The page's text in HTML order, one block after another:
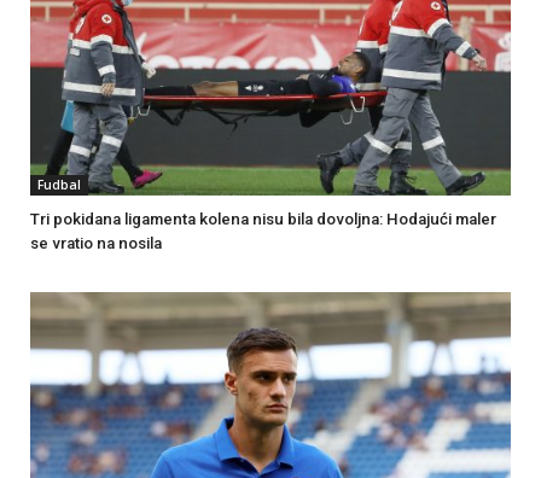
Fudbal
Tri pokidana ligamenta kolena nisu bila dovoljna: Hodajući maler
se vratio na nosila